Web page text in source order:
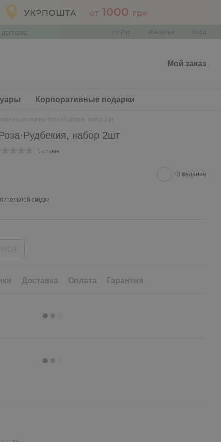
Рус Желания Вход
Мой заказ
Корпоративные подарки
набор 2шт
1 отзыв
В желания
скидки
Доставка Оплата Гарантия